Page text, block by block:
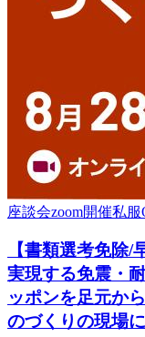
座談会zoom開催私服
【書類選考免除
実現する免震・
ッポンを足元か
のづくりの現場